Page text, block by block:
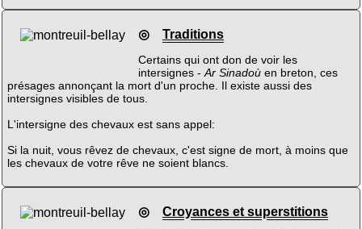
◎ Traditions
Certains qui ont don de voir les
intersignes - Ar Sinadoùen breton, ces
présages annonçant la mort d'un proche. Il existe aussi des
intersignes visibles de tous.
L'intersigne des chevaux est sans appel:
Si la nuit, vous rêvez de chevaux, c'est signe de mort, à moins que
les chevaux de votre rêve ne soient blancs.
◎ Croyances et superstitions